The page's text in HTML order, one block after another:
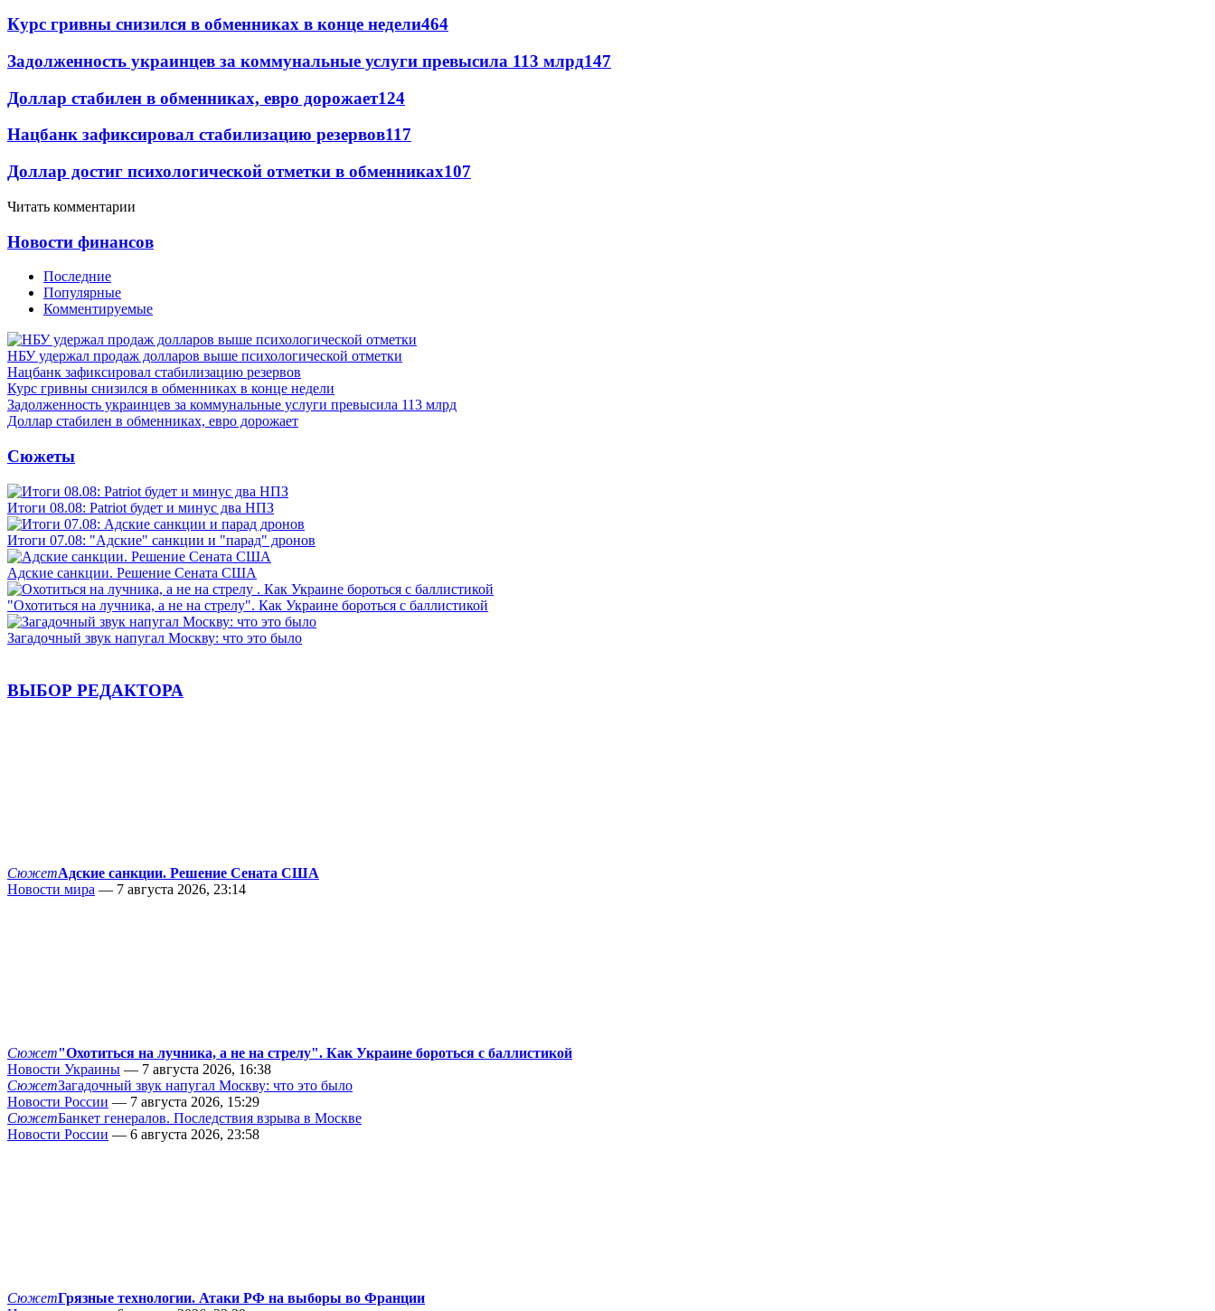
Курс гривны снизился в обменниках в конце недели464
Задолженность украинцев за коммунальные услуги превысила 113 млрд147
Доллар стабилен в обменниках, евро дорожает124
Нацбанк зафиксировал стабилизацию резервов117
Доллар достиг психологической отметки в обменниках107
Читать комментарии
Новости финансов
Последние
Популярные
Комментируемые
НБУ удержал продаж долларов выше психологической отметки
Нацбанк зафиксировал стабилизацию резервов
Курс гривны снизился в обменниках в конце недели
Задолженность украинцев за коммунальные услуги превысила 113 млрд
Доллар стабилен в обменниках, евро дорожает
Сюжеты
Итоги 08.08: Patriot будет и минус два НПЗ
Итоги 07.08: "Адские" санкции и "парад" дронов
Адские санкции. Решение Сената США
"Охотиться на лучника, а не на стрелу". Как Украине бороться с баллистикой
Загадочный звук напугал Москву: что это было
ВЫБОР РЕДАКТОРА
СюжетАдские санкции. Решение Сената США
Новости мира — 7 августа 2026, 23:14
Сюжет"Охотиться на лучника, а не на стрелу". Как Украине бороться с баллистикой
Новости Украины — 7 августа 2026, 16:38
СюжетЗагадочный звук напугал Москву: что это было
Новости России — 7 августа 2026, 15:29
СюжетБанкет генералов. Последствия взрыва в Москве
Новости России — 6 августа 2026, 23:58
СюжетГрязные технологии. Атаки РФ на выборы во Франции